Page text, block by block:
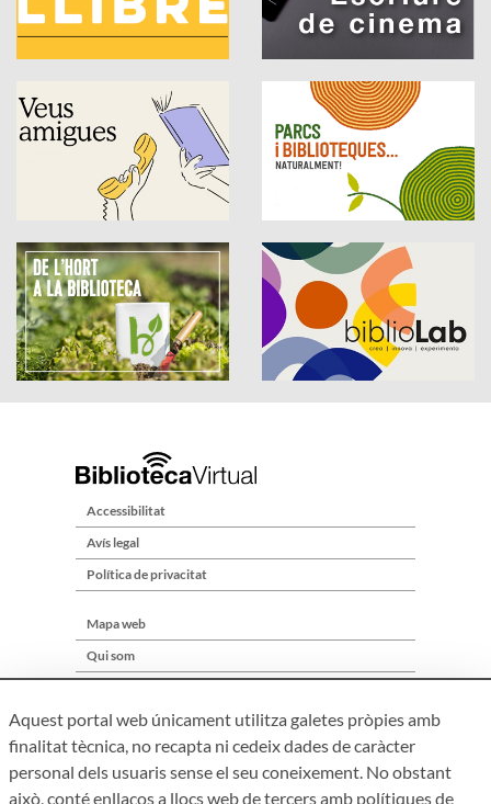
Accessibilitat
Avís legal
Política de privacitat
Mapa web
Qui som
Aquest portal web únicament utilitza galetes pròpies amb
finalitat tècnica, no recapta ni cedeix dades de caràcter
personal dels usuaris sense el seu coneixement. No obstant
això, conté enllaços a llocs web de tercers amb polítiques de